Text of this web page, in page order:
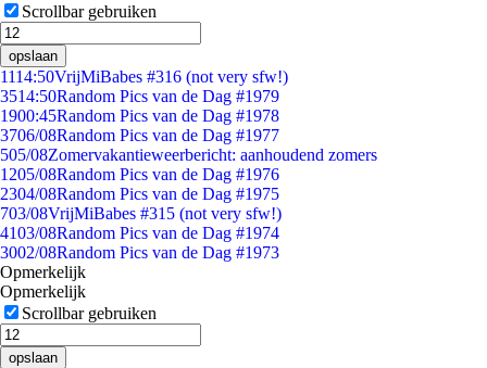
Scrollbar gebruiken
opslaan
1114:50VrijMiBabes #316 (not very sfw!)
3514:50Random Pics van de Dag #1979
1900:45Random Pics van de Dag #1978
3706/08Random Pics van de Dag #1977
505/08Zomervakantieweerbericht: aanhoudend zomers
1205/08Random Pics van de Dag #1976
2304/08Random Pics van de Dag #1975
703/08VrijMiBabes #315 (not very sfw!)
4103/08Random Pics van de Dag #1974
3002/08Random Pics van de Dag #1973
Opmerkelijk
Opmerkelijk
Scrollbar gebruiken
opslaan